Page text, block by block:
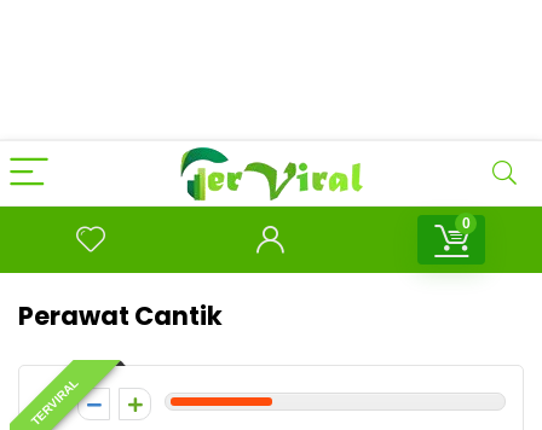
0
Perawat Cantik
TERVIRAL
3